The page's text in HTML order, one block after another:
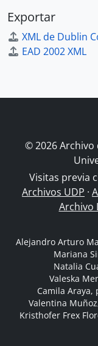
Exportar
XML de Dublin
EAD 2002 XML
© 2026 Archivo
Visitas previa
Archivos UDP ·
Archivo
Alejandro Arturo
Mariana
Natalia
Valeska
Camila Araya,
Valentina
Kristhofer Frex